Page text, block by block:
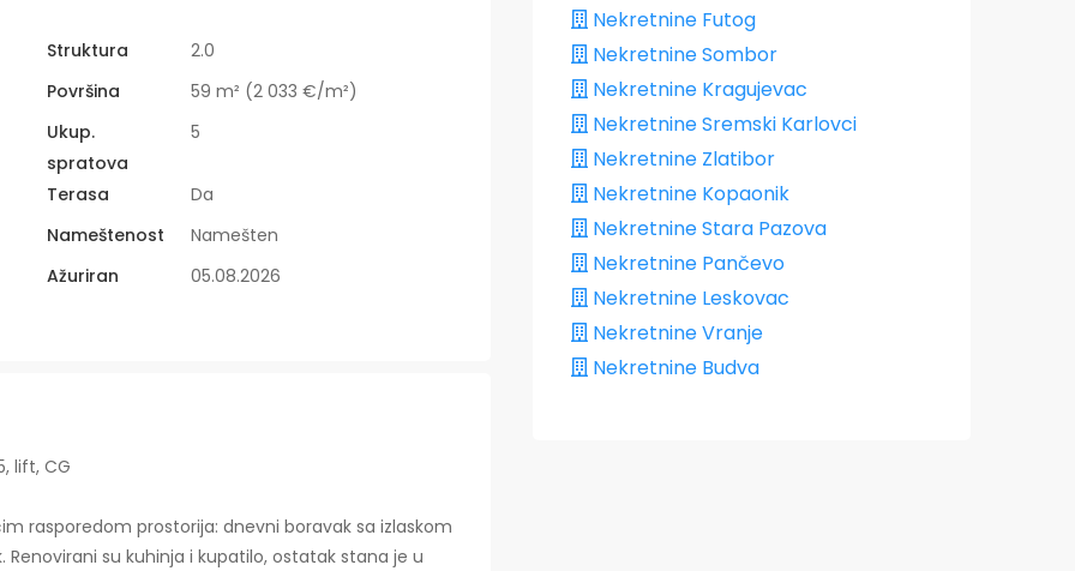
Struktura
2.0
Površina
59 m² (2 033 €/m²)
Ukup.
spratova
5
Terasa
Da
Nameštenost
Namešten
Ažuriran
05.08.2026
lift, CG
rasporedom prostorija: dnevni boravak sa izlaskom
su kuhinja i kupatilo, ostatak stana je u
Nekretnine Futog
Nekretnine Sombor
Nekretnine Kragujevac
Nekretnine Sremski Karlovci
Nekretnine Zlatibor
Nekretnine Kopaonik
Nekretnine Stara Pazova
Nekretnine Pančevo
Nekretnine Leskovac
Nekretnine Vranje
Nekretnine Budva